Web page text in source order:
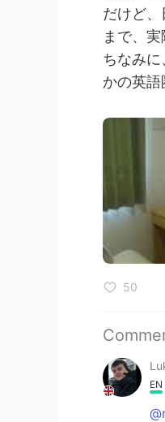
だけど
まで、
ちなみ
かの英
50
EN